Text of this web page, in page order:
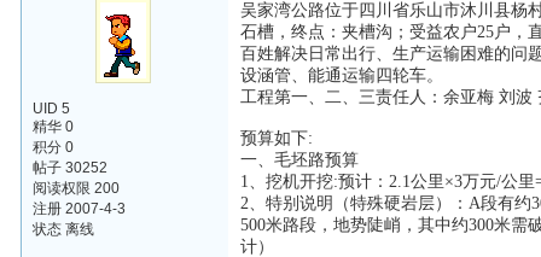
UID 5
精华 0
积分 0
帖子 30252
阅读权限 200
注册 2007-4-3
状态 离线
吴家湾公路位于四川省乐山市沐川县杨
石槽，终点：夹槽沟；受益农户25户，
百姓解决日常出行、生产运输困难的问
设涵管、能通运输四轮车。
工程第一、二、三责任人：余亚梅 刘
预算如下:
一、毛坯路预算
1、挖机开挖:预计：2.1公里×3万元/公里
2、特别说明（特殊硬岩层）：A段有约
500米路段，地势陡峭，其中约300米需
计）